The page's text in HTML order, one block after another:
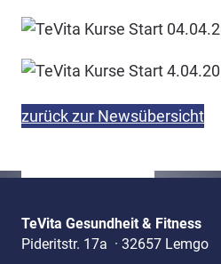
zurück zur Newsübersicht
TeVita Gesundheit & Fitness
Pideritstr. 17a · 32657 Lemgo